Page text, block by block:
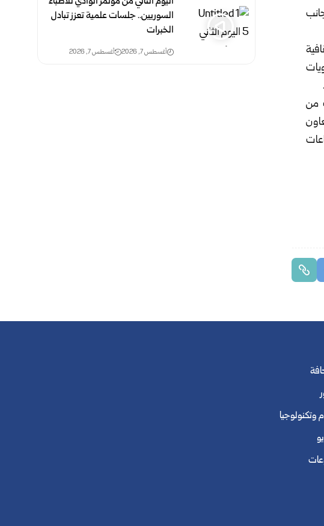
من
السوريين.. جلسات علمية تعزز تبادل
الخبرات
أغسطس 7, 2026 أغسطس 7, 2026
وتكنولوجيا